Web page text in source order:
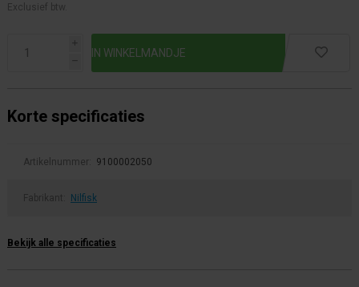
Exclusief btw.
i
h
Korte specificaties
Artikelnummer: 9100002050
Fabrikant: Nilfisk
Bekijk alle specificaties